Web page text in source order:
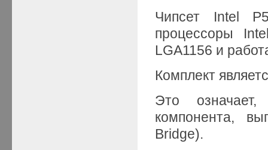
Чипсет Intel
процессоры
LGA1156 и
Комплект
Это
компонента,
Bridge).